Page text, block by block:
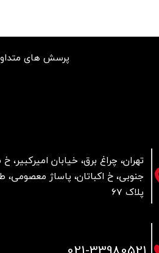
تهران، چراغ برق، خیابان
جنوبی، خ اکباتان، پاساژ معصومی،
پلاک 67
پرسش های